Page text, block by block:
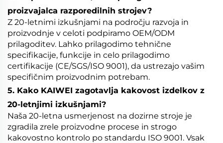
proizvajalca razporedilnih strojev?
Z 20-letnimi izkušnjami na področju razvoja in
proizvodnje v celoti podpiramo OEM/ODM
prilagoditev. Lahko prilagodimo tehnične
specifikacije, funkcije in celo prilagodimo
certifikacije (CE/SGS/ISO 9001), da ustrezajo vašim
specifičnim proizvodnim potrebam.
5. Kako KAIWEI zagotavlja kakovost izdelkov z
20-letnjimi izkušnjami?
Naša 20-letna usmerjenost na dozirne stroje je
zgradila zrele proizvodne procese in strogo
kakovostno kontrolo po standardu ISO 9001. Vsak